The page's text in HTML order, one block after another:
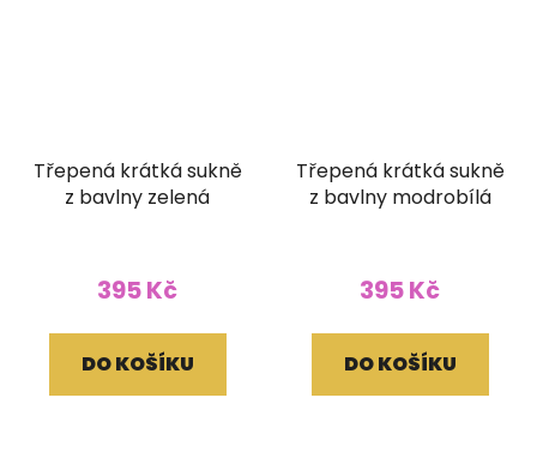
Třepená krátká sukně
z bavlny zelená
395 Kč
DO KOŠÍKU
Třepená krátká sukně
z bavlny modrobílá
395 Kč
DO KOŠÍKU